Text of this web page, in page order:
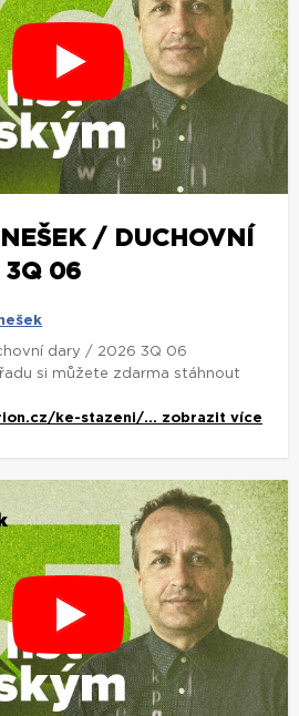
/ DUCHOVNÍ
3Q 06
dary / 2026 3Q 06
si můžete zdarma stáhnout
ke-stazeni/... zobrazit více